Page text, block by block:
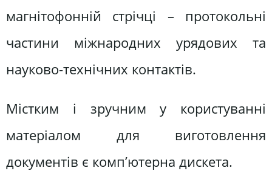
магнітофонній стрічці – протокольні
частини міжнародних урядових та
науково-технічних контактів.
Містким і зручним у користуванні
матеріалом для виготовлення
документів є комп’ютерна дискета.